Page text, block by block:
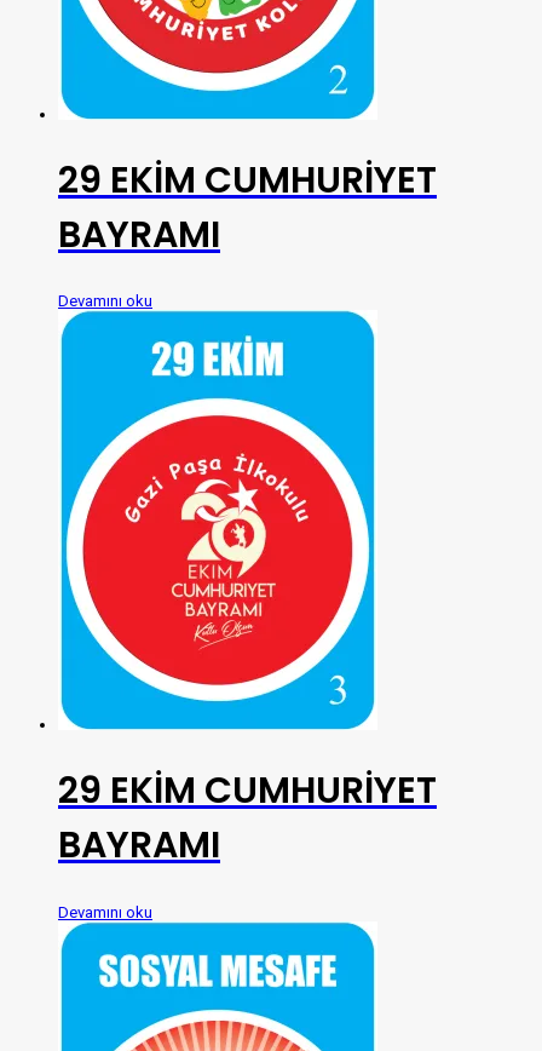
29 EKİM CUMHURİYET
BAYRAMI
Devamını oku
29 EKİM CUMHURİYET
BAYRAMI
Devamını oku